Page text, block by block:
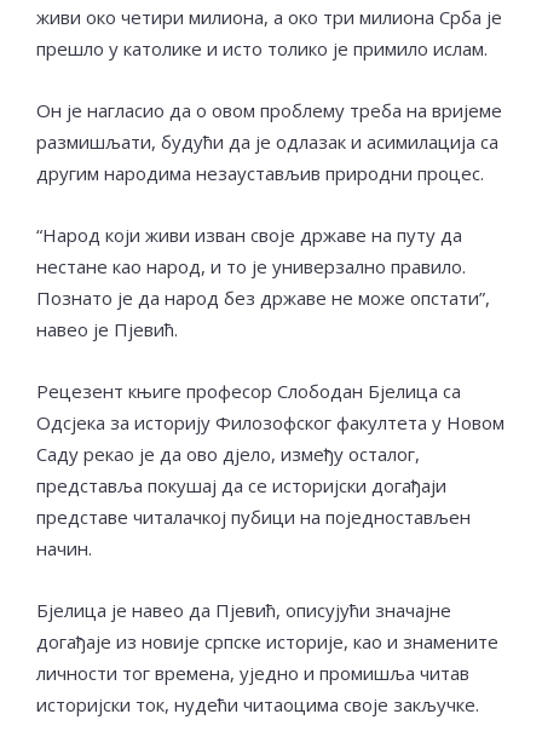
живи око четири милиона, а око три милиона Срба је
прешло у католике и исто толико је примило ислам.
Он је нагласио да о овом проблему треба на вријеме
размишљати, будући да је одлазак и асимилација са
другим народима незаустављив природни процес.
“Народ који живи изван своје државе на путу да
нестане као народ, и то је универзално правило.
Познато је да народ без државе не може опстати”,
навео је Пјевић.
Рецезент књиге професор Слободан Бјелица са
Одсјека за историју Филозофског факултета у Новом
Саду рекао је да ово дјело, између осталог,
представља покушај да се историјски догађаји
представе читалачкој пубици на поједностављен
начин.
Бјелица је навео да Пјевић, описујући значајне
догађаје из новије српске историје, као и знамените
личности тог времена, уједно и промишља читав
историјски ток, нудећи читаоцима своје закључке.